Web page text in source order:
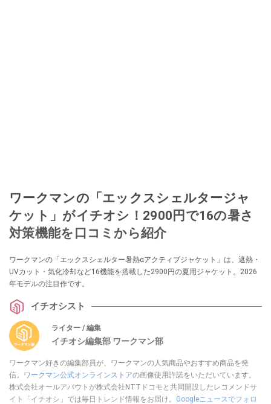
ワークマンの「エックスシェルタージャ
ケット」がイチオシ！2900円で16の暑さ
対策機能を口コミから紹介
ワークマンの「エックスシェルター暑熱αアクティブジャケット」は、遮熱・
UVカット・気化冷却など16機能を搭載した2900円の夏用ジャケット。2026
年モデルの注目作です。
イチオシスト
ライター / 編集
イチオシ編集部 ワークマン部
ワークマン好きの編集部員が、ワークマンの人気商品やおすすめ商品を発
信。 ワークマン公式オンラインストアの画像使用許諾をいただいています。
株式会社オールアバウトが株式会社NTTドコモと共同開設したレコメンドサ
イト「イチオシ」では毎日トレンド情報をお届け。 Googleニュースでフォロ